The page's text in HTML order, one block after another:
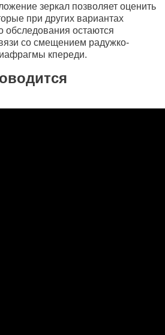
зеркал позволяет оценить
при других вариантах
обследования остаются
со смещением радужко-
кпереди.